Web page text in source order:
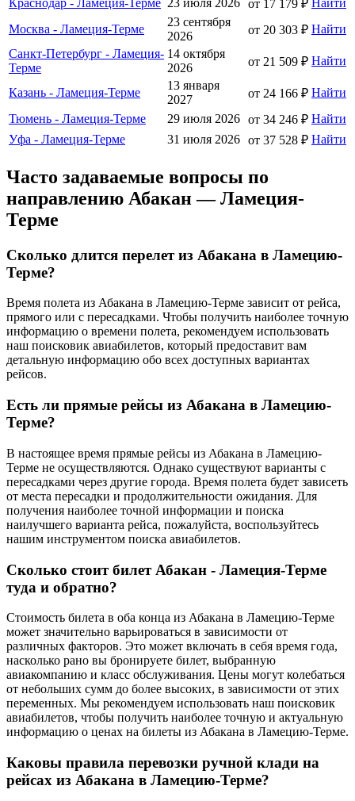
Краснодар - Ламеция-Терме 23 июля 2026 от 17 179 ₽ Найти
Москва - Ламеция-Терме
23 сентября
2026
от 20 303 ₽ Найти
Санкт-Петербург - Ламеция-
Терме
14 октября
2026
от 21 509 ₽ Найти
Казань - Ламеция-Терме
13 января
2027
от 24 166 ₽ Найти
Тюмень - Ламеция-Терме
29 июля 2026 от 34 246 ₽ Найти
Уфа - Ламеция-Терме
31 июля 2026 от 37 528 ₽ Найти
Часто задаваемые вопросы по
направлению Абакан — Ламеция-
Терме
Сколько длится перелет из Абакана в Ламецию-
Терме?
Время полета из Абакана в Ламецию-Терме зависит от рейса,
прямого или с пересадками. Чтобы получить наиболее точную
информацию о времени полета, рекомендуем использовать
наш поисковик авиабилетов, который предоставит вам
детальную информацию обо всех доступных вариантах
рейсов.
Есть ли прямые рейсы из Абакана в Ламецию-
Терме?
В настоящее время прямые рейсы из Абакана в Ламецию-
Терме не осуществляются. Однако существуют варианты с
пересадками через другие города. Время полета будет зависеть
от места пересадки и продолжительности ожидания. Для
получения наиболее точной информации и поиска
наилучшего варианта рейса, пожалуйста, воспользуйтесь
нашим инструментом поиска авиабилетов.
Сколько стоит билет Абакан - Ламеция-Терме
туда и обратно?
Стоимость билета в оба конца из Абакана в Ламецию-Терме
может значительно варьироваться в зависимости от
различных факторов. Это может включать в себя время года,
насколько рано вы бронируете билет, выбранную
авиакомпанию и класс обслуживания. Цены могут колебаться
от небольших сумм до более высоких, в зависимости от этих
переменных. Мы рекомендуем использовать наш поисковик
авиабилетов, чтобы получить наиболее точную и актуальную
информацию о ценах на билеты из Абакана в Ламецию-Терме.
Каковы правила перевозки ручной клади на
рейсах из Абакана в Ламецию-Терме?